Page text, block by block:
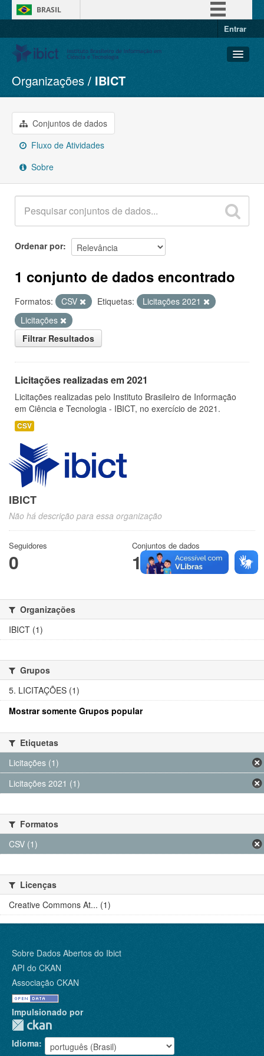
BRASIL
Entrar
Conjuntos de dados
Organizações
Grupos
Sobre
Organizações IBICT
Conjuntos de dados
Fluxo de Atividades
Sobre
Ordenar por
1 conjunto de dados encontrado
Formatos: CSV Etiquetas:
Licitações 2021
Licitações
Filtrar Resultados
Licitações realizadas em 2021
Licitações realizadas pelo Instituto Brasileiro de Informação
em Ciência e Tecnologia - IBICT, no exercício de 2021.
CSV
IBICT
Não há descrição para essa organização
Seguidores
0
Conjuntos de dados
1
Organizações
IBICT (1)
Grupos
5. LICITAÇÕES (1)
Mostrar somente Grupos popular
Etiquetas
Licitações (1)
Licitações 2021 (1)
Formatos
CSV (1)
Licenças
Creative Commons At... (1)
Sobre Dados Abertos do Ibict
API do CKAN
Associação CKAN
Impulsionado por
Idioma